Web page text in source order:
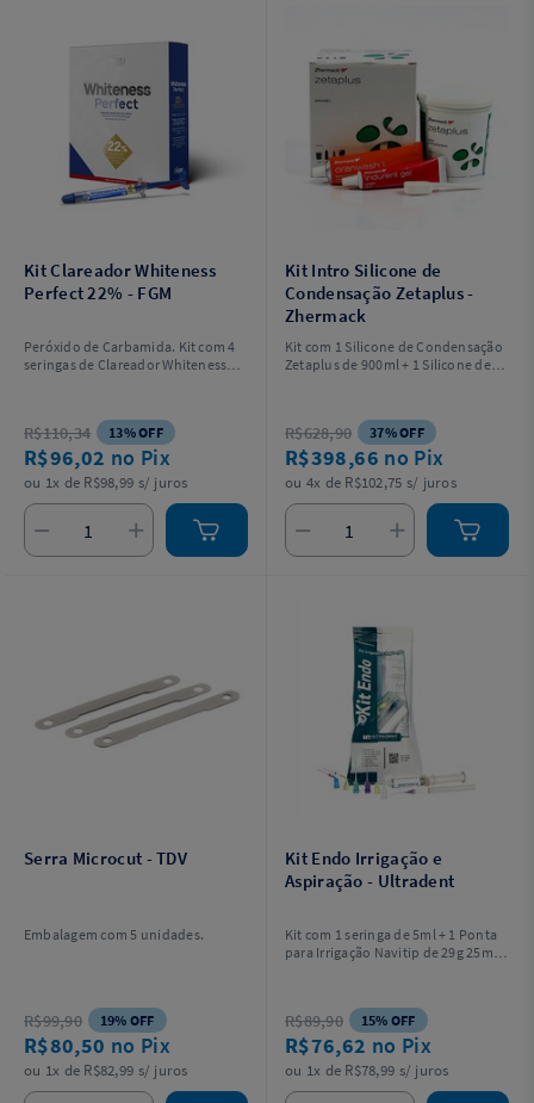
Kit Clareador Whiteness
Perfect 22% - FGM
Peróxido de Carbamida. Kit com 4
seringas de Clareador Whiteness
placas em vinil com 1 mm de
espessura para confecção das
moldeiras + 1 estojo para guardar
as moldeiras + instruções para o
profissional e o paciente.
R$110,34 13% OFF
R$96,02 no Pix
ou 1x de R$98,99 s/ juros
Kit Intro Silicone de
Condensação Zetaplus -
Zhermack
Kit com 1 Silicone de Condensação
Zetaplus de 900ml + 1 Silicone de
Condensação com Catalisador
Indurent Gel de 60 ml + 1 Bloco de
Espatulação.
R$628,90 37% OFF
R$398,66 no Pix
ou 4x de R$102,75 s/ juros
Serra Microcut - TDV
Embalagem com 5 unidades.
R$99,90 19% OFF
R$80,50 no Pix
ou 1x de R$82,99 s/ juros
Kit Endo Irrigação e
Aspiração - Ultradent
Kit com 1 seringa de 5ml + 1 Ponta
para Irrigação Navitip de 29g 25mm
Capillary Tip 0,48mm (0.019) + 1
Ponta de Aspiração Capillary Tip
0,36mm (0.014) + 1 Ponta de
Aplicação White Mac Tip + 1
Adaptador Luer Vacuum + 1 Agulha
para Irrigação Endo-Eze Irrigator
R$89,90 15% OFF
R$76,62 no Pix
ou 1x de R$78,99 s/ juros